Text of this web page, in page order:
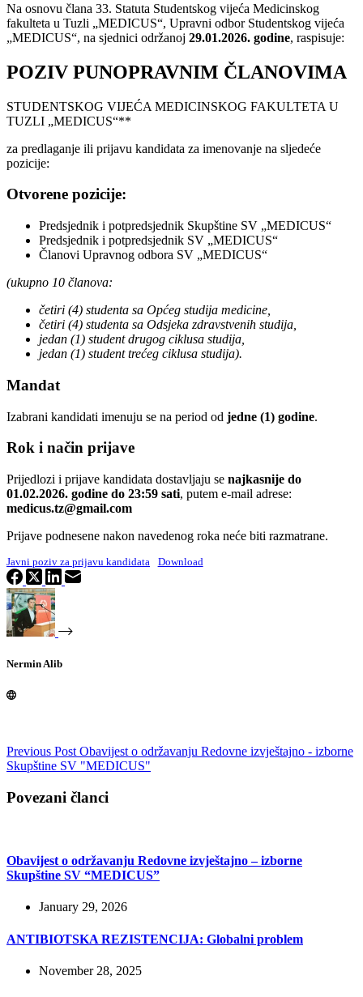
Na osnovu člana 33. Statuta Studentskog vijeća Medicinskog
fakulteta u Tuzli „MEDICUS“, Upravni odbor Studentskog vijeća
„MEDICUS“, na sjednici održanoj 29.01.2026. godine, raspisuje:
POZIV PUNOPRAVNIM ČLANOVIMA
STUDENTSKOG VIJEĆA MEDICINSKOG FAKULTETA U
TUZLI „MEDICUS“**
za predlaganje ili prijavu kandidata za imenovanje na sljedeće
pozicije:
Otvorene pozicije:
Predsjednik i potpredsjednik Skupštine SV „MEDICUS“
Predsjednik i potpredsjednik SV „MEDICUS“
Članovi Upravnog odbora SV „MEDICUS“
(ukupno 10 članova:
četiri (4) studenta sa Općeg studija medicine,
četiri (4) studenta sa Odsjeka zdravstvenih studija,
jedan (1) student drugog ciklusa studija,
jedan (1) student trećeg ciklusa studija).
Mandat
Izabrani kandidati imenuju se na period od jedne (1) godine.
Rok i način prijave
Prijedlozi i prijave kandidata dostavljaju se najkasnije do
01.02.2026. godine do 23:59 sati, putem e-mail adrese:
medicus.tz@gmail.com
Prijave podnesene nakon navedenog roka neće biti razmatrane.
Javni poziv za prijavu kandidata Download
Nermin Alib
Previous Post Obavijest o održavanju Redovne izvještajno - izborne
Skupštine SV "MEDICUS"
Povezani članci
Obavijest o održavanju Redovne izvještajno – izborne
Skupštine SV “MEDICUS”
January 29, 2026
ANTIBIOTSKA REZISTENCIJA: Globalni problem
November 28, 2025